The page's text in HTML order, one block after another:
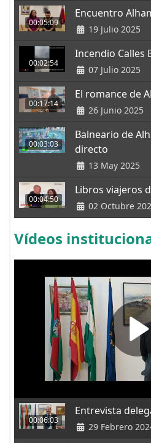
00:05:09
Encuentro
19 Julio 2025
00:02:54
Incendio Calles
07 Julio 2025
00:17:14
El romance de
26 Junio 2025
00:03:03
Balneario de
directo
13 May 2025
00:04:50
Libros viajeros
02 Octubre
Vídeos
00:06:03
Entrevista
29 Febrero